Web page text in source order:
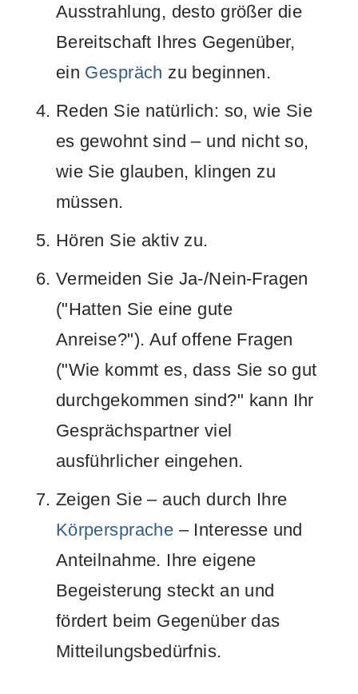
Ausstrahlung, desto größer die
Bereitschaft Ihres Gegenüber,
ein Gespräch zu beginnen.
Reden Sie natürlich: so, wie Sie
es gewohnt sind – und nicht so,
wie Sie glauben, klingen zu
müssen.
Hören Sie aktiv zu.
Vermeiden Sie Ja-/Nein-Fragen
("Hatten Sie eine gute
Anreise?"). Auf offene Fragen
("Wie kommt es, dass Sie so gut
durchgekommen sind?" kann Ihr
Gesprächspartner viel
ausführlicher eingehen.
Zeigen Sie – auch durch Ihre
Körpersprache – Interesse und
Anteilnahme. Ihre eigene
Begeisterung steckt an und
fördert beim Gegenüber das
Mitteilungsbedürfnis.